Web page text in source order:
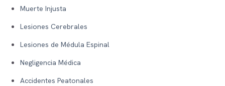
Muerte Injusta
Lesiones Cerebrales
Lesiones de Médula Espinal
Negligencia Médica
Accidentes Peatonales